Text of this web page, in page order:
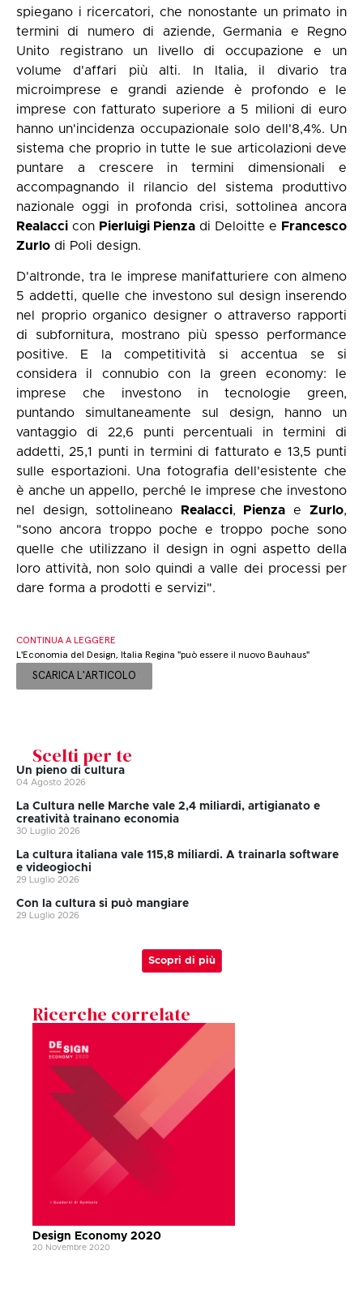
spiegano i ricercatori, che nonostante un primato in
termini di numero di aziende, Germania e Regno
Unito registrano un livello di occupazione e un
volume d'affari più alti. In Italia, il divario tra
microimprese e grandi aziende è profondo e le
imprese con fatturato superiore a 5 milioni di euro
hanno un'incidenza occupazionale solo dell'8,4%. Un
sistema che proprio in tutte le sue articolazioni deve
puntare a crescere in termini dimensionali e
accompagnando il rilancio del sistema produttivo
nazionale oggi in profonda crisi, sottolinea ancora
Realacci con Pierluigi Pienza di Deloitte e Francesco
Zurlo di Poli design.
D'altronde, tra le imprese manifatturiere con almeno
5 addetti, quelle che investono sul design inserendo
nel proprio organico designer o attraverso rapporti
di subfornitura, mostrano più spesso performance
positive. E la competitività si accentua se si
considera il connubio con la green economy: le
imprese che investono in tecnologie green,
puntando simultaneamente sul design, hanno un
vantaggio di 22,6 punti percentuali in termini di
addetti, 25,1 punti in termini di fatturato e 13,5 punti
sulle esportazioni. Una fotografia dell'esistente che
è anche un appello, perché le imprese che investono
nel design, sottolineano
Realacci, Pienza eZurlo,
"sono ancora troppo poche e troppo poche sono
quelle che utilizzano il design in ogni aspetto della
loro attività, non solo quindi a valle dei processi per
dare forma a prodotti e servizi".
CONTINUA A LEGGERE
L'Economia del Design, Italia Regina "può essere il nuovo Bauhaus"
SCARICA L'ARTICOLO
Scelti per te
Un pieno di cultura
04 Agosto 2026
La Cultura nelle Marche vale 2,4 miliardi, artigianato e
creatività trainano economia
30 Luglio 2026
La cultura italiana vale 115,8 miliardi. A trainarla software
e videogiochi
29 Luglio 2026
Con la cultura si può mangiare
29 Luglio 2026
Scopri di più
Ricerche correlate
Design Economy 2020
20 Novembre 2020